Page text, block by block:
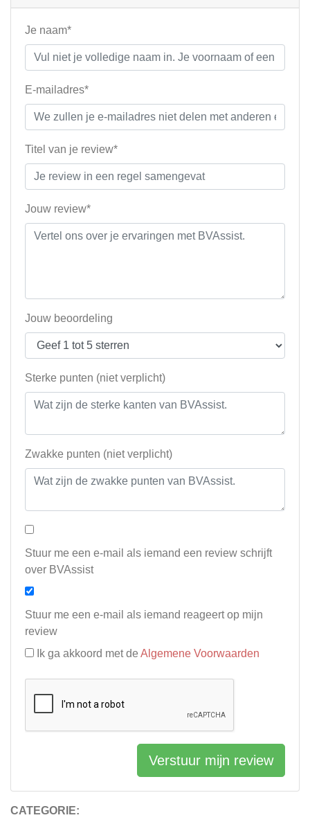
CATEGORIE:
Je naam*
E-mailadres*
Titel van je review*
Jouw review*
Jouw beoordeling
Sterke punten (niet verplicht)
Zwakke punten (niet verplicht)
Stuur me een e-mail als iemand een review schrijft
over BVAssist
Stuur me een e-mail als iemand reageert op mijn
review
Ik ga akkoord met de Algemene Voorwaarden
Verstuur mijn review